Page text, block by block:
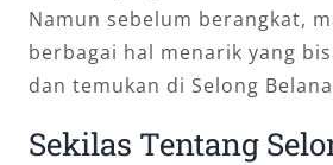
Namun sebelum berangkat,
berbagai hal menarik yang
dan temukan di Selong
Sekilas Tentang